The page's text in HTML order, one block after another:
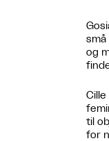
og
til
for